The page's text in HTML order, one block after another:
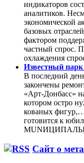
индикаторов
аналитиков.
экономической
базовых
фактором
частный спрос.
охлаждения
Известный
В последний
закончены
«Арт-Донбасс»
котором остро
кованых
готовится к
Сайт о